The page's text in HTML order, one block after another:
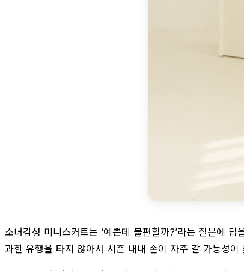
소녀감성 미니스커트는 ‘예쁜데 불편할까?’라는 질문에
과한 유행을 타지 않아서 시즌 내내 손이 자주 갈 가능성